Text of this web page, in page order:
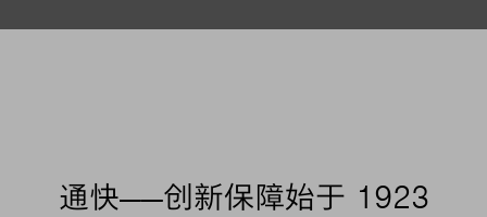
通快——创新保障始于 1923